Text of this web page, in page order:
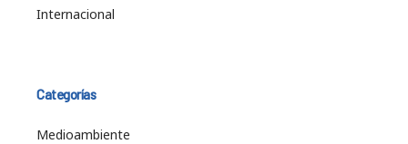
Internacional
Categorías
Medioambiente